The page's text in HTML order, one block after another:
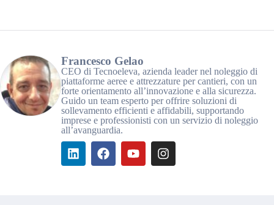
Francesco Gelao
CEO di Tecnoeleva, azienda leader nel noleggio di
piattaforme aeree e attrezzature per cantieri, con un
forte orientamento all’innovazione e alla sicurezza.
Guido un team esperto per offrire soluzioni di
sollevamento efficienti e affidabili, supportando
imprese e professionisti con un servizio di noleggio
all’avanguardia.